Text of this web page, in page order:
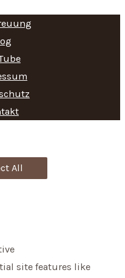
All
site features like